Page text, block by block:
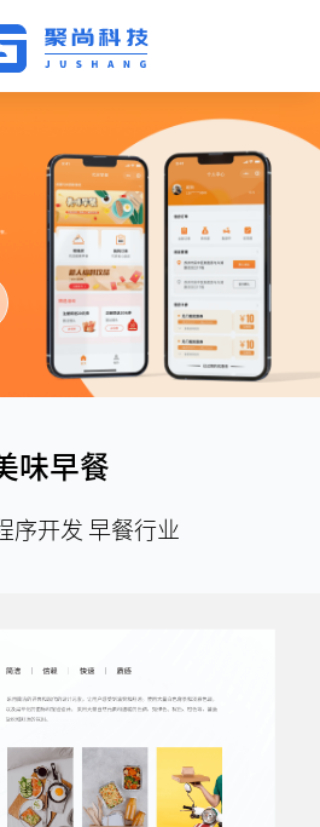
味早餐
序开发 早餐行业